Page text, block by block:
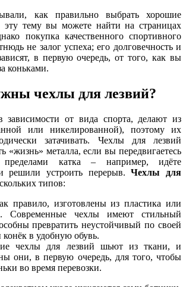
как правильно выбрать хорошие
эту тему вы можете найти на страницах
покупка качественного спортивного
не залог успеха; его долговечность и
в первую очередь, от того, как вы
коньками.
чехлы для лезвий?
зависимости от вида спорта, делают из
или никелированной), поэтому их
затачивать. Чехлы для лезвий
«жизнь» металла, если вы передвигаетесь
катка – например, идёте
решили устроить перерыв.Чехлы для
типов:
правило, изготовлены из пластика или
Современные чехлы имеют стильный
превратить неустойчивый по своей
конёк в удобную обувь.
чехлы для лезвий шьют из ткани, и
они, в первую очередь, для того, чтобы
во время перевозки.